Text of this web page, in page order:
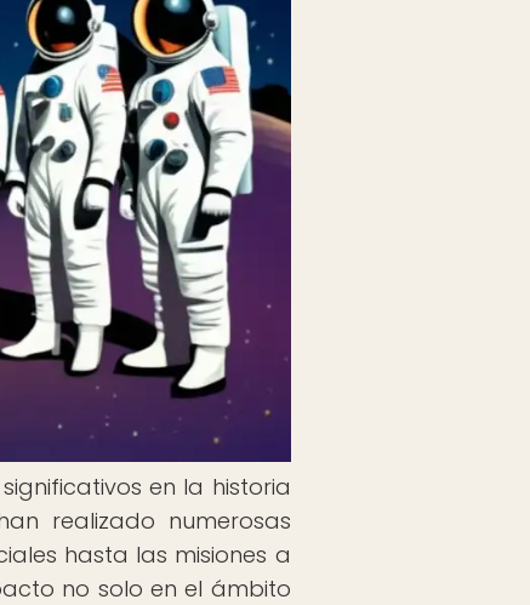
en la historia
realizado numerosas
hasta las misiones a
no solo en el ámbito